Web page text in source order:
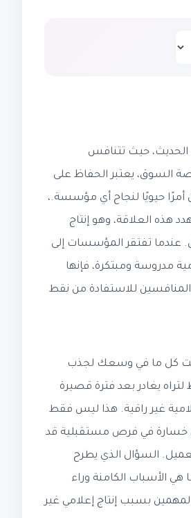
الحديث، حيث تتنافس
السوق، يعتبر الحفاظ على
أمرًا حيويًا لنجاح أي مؤسسة.،
هذه العلاقة، وهو إنتاج
عندما تفتقر المؤسسات إلى
مدروسة ومبتكرة، فإنها
المنافسين للاستفادة من نقط
كل ما في وسعك لجذب
يغادر بعد فترة قصيرة
غير راقية. هذا ليس فقط
خسارة في فرص مستقبلية قد
السؤال الذي يطرح
هي الأسباب الكامنة وراء
بسبب إنتاج إعلامي غير